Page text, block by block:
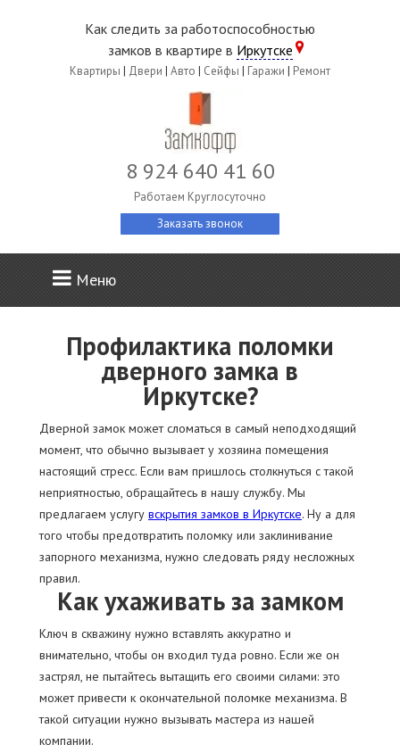
Как следить за работоспособностью
замков в квартире в Иркутске
Квартиры | Двери | Авто | Сейфы | Гаражи | Ремонт
8 924 640 41 60
Работаем Круглосуточно
Заказать звонок
Меню
Профилактика поломки
дверного замка в
Иркутске?
Дверной замок может сломаться в самый неподходящий
момент, что обычно вызывает у хозяина помещения
настоящий стресс. Если вам пришлось столкнуться с такой
неприятностью, обращайтесь в нашу службу. Мы
предлагаем услугу вскрытия замков в Иркутске. Ну а для
того чтобы предотвратить поломку или заклинивание
запорного механизма, нужно следовать ряду несложных
правил.
Как ухаживать за замком
Ключ в скважину нужно вставлять аккуратно и
внимательно, чтобы он входил туда ровно. Если же он
застрял, не пытайтесь вытащить его своими силами: это
может привести к окончательной поломке механизма. В
такой ситуации нужно вызывать мастера из нашей
компании.